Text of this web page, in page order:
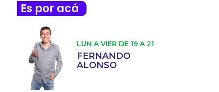
Es por acá
LUN A VIER DE 19 A 21
FERNANDO
ALONSO